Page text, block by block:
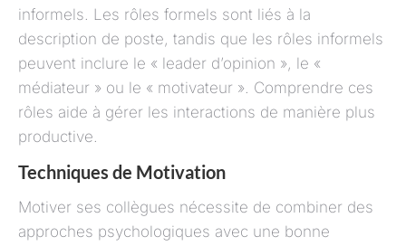
informels. Les rôles formels sont liés à la
description de poste, tandis que les rôles informels
peuvent inclure le « leader d’opinion », le «
médiateur » ou le « motivateur ». Comprendre ces
rôles aide à gérer les interactions de manière plus
productive.
Techniques de Motivation
Motiver ses collègues nécessite de combiner des
approches psychologiques avec une bonne